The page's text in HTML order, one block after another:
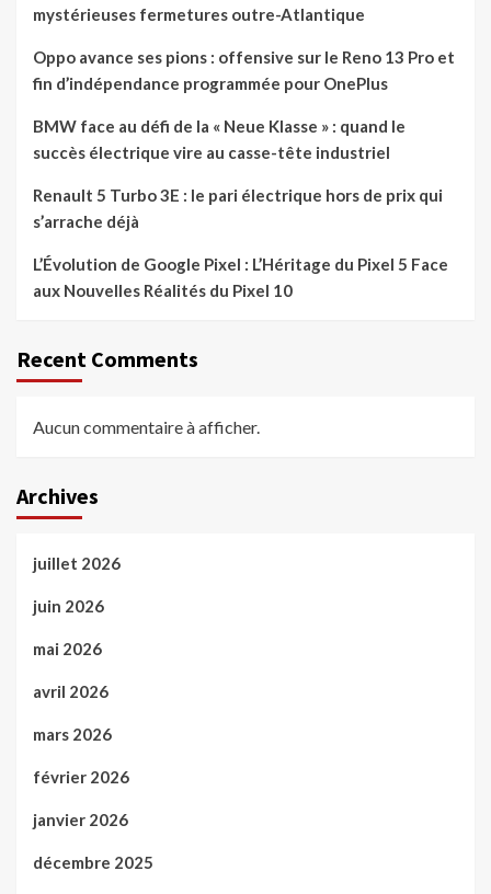
mystérieuses fermetures outre-Atlantique
Oppo avance ses pions : offensive sur le Reno 13 Pro et
fin d’indépendance programmée pour OnePlus
BMW face au défi de la « Neue Klasse » : quand le
succès électrique vire au casse-tête industriel
Renault 5 Turbo 3E : le pari électrique hors de prix qui
s’arrache déjà
L’Évolution de Google Pixel : L’Héritage du Pixel 5 Face
aux Nouvelles Réalités du Pixel 10
Recent Comments
Aucun commentaire à afficher.
Archives
juillet 2026
juin 2026
mai 2026
avril 2026
mars 2026
février 2026
janvier 2026
décembre 2025